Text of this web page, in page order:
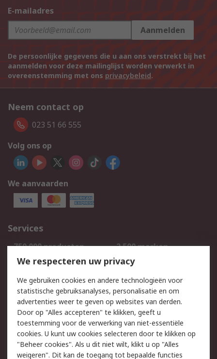
E-mailadres
Aanmelden
De persoonlijke gegevens die u aan ons verstrekt bij het
aanmelden voor deze mailinglijst worden verwerkt in
overeenstemming met ons privacybeleid.
Neem contact op
023 51 66 555
Volg ons op
We aanvaarden
Services
750.000 producten
2.500 merken
Bestellen
Inkoopoplossingen
Track & Trace
Wettelijk
Cookiebeleid
Email veiligheid
Privacybeleid
Websitevoorwaarden
We respecteren uw privacy
We gebruiken cookies en andere technologieën voor
statistische gebruiksanalyses, personalisatie en om
advertenties weer te geven op websites van derden.
Door op "Alles accepteren" te klikken, geeft u
toestemming voor de verwerking van niet-essentiële
cookies. U kunt uw cookies selecteren door te klikken op
"Beheer cookies". Als u dit niet wilt, klikt u op "Alles
weigeren". Dit kan de toegang tot bepaalde functies